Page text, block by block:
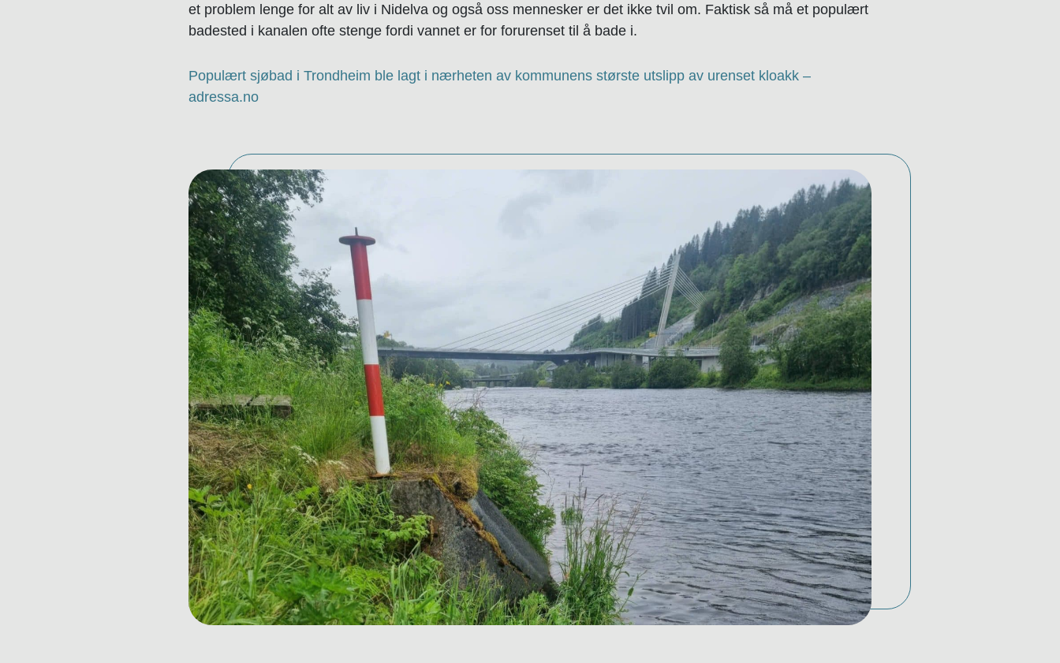
et problem lenge for alt av liv i Nidelva og også oss mennesker er det ikke tvil om. Faktisk så må et populært
badested i kanalen ofte stenge fordi vannet er for forurenset til å bade i.
Populært sjøbad i Trondheim ble lagt i nærheten av kommunens største utslipp av urenset kloakk –
adressa.no